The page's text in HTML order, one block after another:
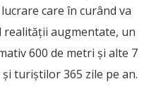
care în curând va
augmentate, un
600 de metri și alte 7
turiștilor 365 zile pe an.